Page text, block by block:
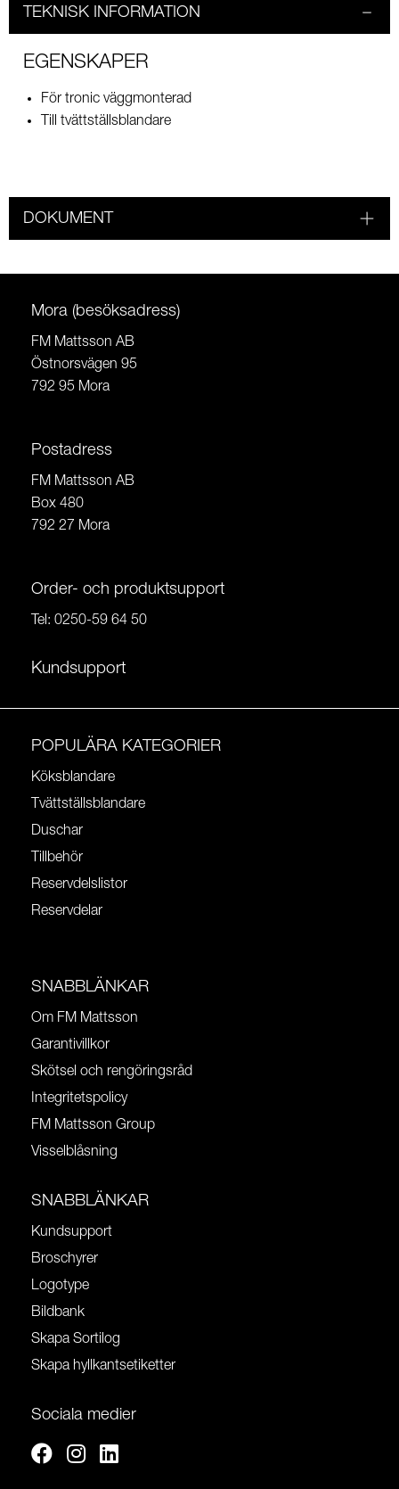
TEKNISK INFORMATION
EGENSKAPER
För tronic väggmonterad
Till tvättställsblandare
DOKUMENT
Mora (besöksadress)
FM Mattsson AB
Östnorsvägen 95
792 95 Mora
Postadress
FM Mattsson AB
Box 480
792 27 Mora
Order- och produktsupport
Tel: 0250-59 64 50
Kundsupport
POPULÄRA KATEGORIER
Köksblandare
Tvättställsblandare
Duschar
Tillbehör
Reservdelslistor
Reservdelar
SNABBLÄNKAR
Om FM Mattsson
Garantivillkor
Skötsel och rengöringsråd
Integritetspolicy
FM Mattsson Group
Visselblåsning
SNABBLÄNKAR
Kundsupport
Broschyrer
Logotype
Bildbank
Skapa Sortilog
Skapa hyllkantsetiketter
Sociala medier
FacebookInstagram